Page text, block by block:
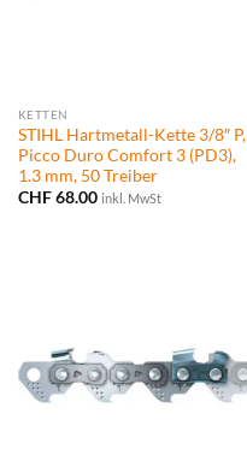
KETTEN
STIHL Hartmetall-Kette 3/8″ P,
Picco Duro Comfort 3 (PD3),
1.3 mm, 50 Treiber
CHF68.00 inkl. MwSt